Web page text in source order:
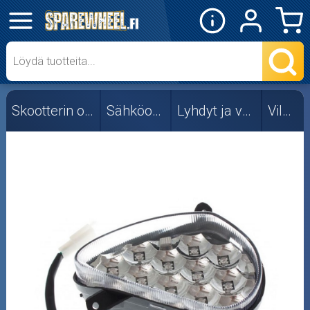
✕
Mopon osat
Skootterin osat
Crossipyörän osat
Mopoauton osat
Mönkijän osat
Skootterin osat Sähköosat Lyhdyt ja valot Vilkut